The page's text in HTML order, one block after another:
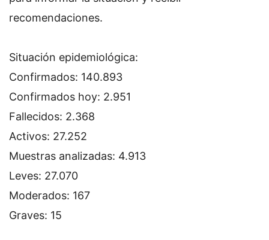
recomendaciones.
Situación epidemiológica:
Confirmados: 140.893
Confirmados hoy: 2.951
Fallecidos: 2.368
Activos: 27.252
Muestras analizadas: 4.913
Leves: 27.070
Moderados: 167
Graves: 15